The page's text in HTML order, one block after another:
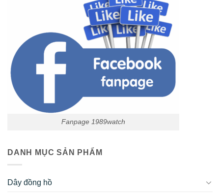
Fanpage 1989watch
DANH MỤC SẢN PHẨM
Dây đồng hồ